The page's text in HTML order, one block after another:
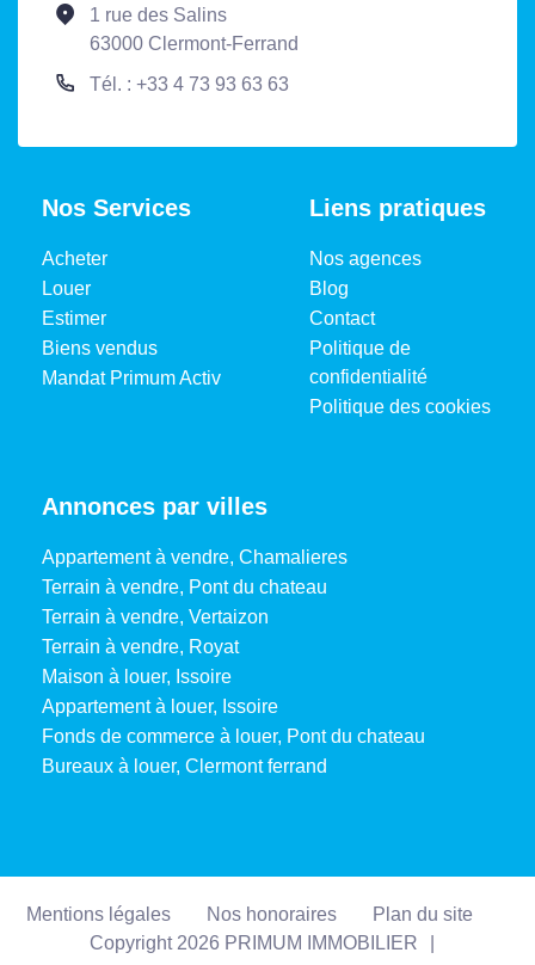
1 rue des Salins
63000 Clermont-Ferrand
Tél. : +33 4 73 93 63 63
Nos Services
Acheter
Louer
Estimer
Biens vendus
Mandat Primum Activ
Liens pratiques
Nos agences
Blog
Contact
Politique de
confidentialité
Politique des cookies
Annonces par villes
Appartement à vendre, Chamalieres
Terrain à vendre, Pont du chateau
Terrain à vendre, Vertaizon
Terrain à vendre, Royat
Maison à louer, Issoire
Appartement à louer, Issoire
Fonds de commerce à louer, Pont du chateau
Bureaux à louer, Clermont ferrand
Mentions légales Nos honoraires
Plan du site
Copyright 2026 PRIMUM IMMOBILIER